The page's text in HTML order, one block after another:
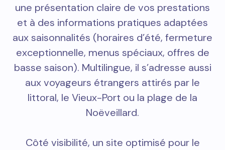
une présentation claire de vos prestations
et à des informations pratiques adaptées
aux saisonnalités (horaires d’été, fermeture
exceptionnelle, menus spéciaux, offres de
basse saison). Multilingue, il s’adresse aussi
aux voyageurs étrangers attirés par le
littoral, le Vieux-Port ou la plage de la
Noëveillard.
Côté visibilité, un site optimisé pour le